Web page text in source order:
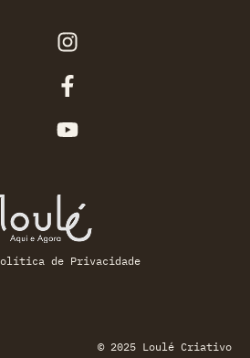
de Privacidade
© 2025 Loulé Criativo